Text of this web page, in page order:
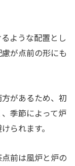
ような配置とし
が点前の形にも
があるため、初
季節によって炉
られます。
前は風炉と炉の